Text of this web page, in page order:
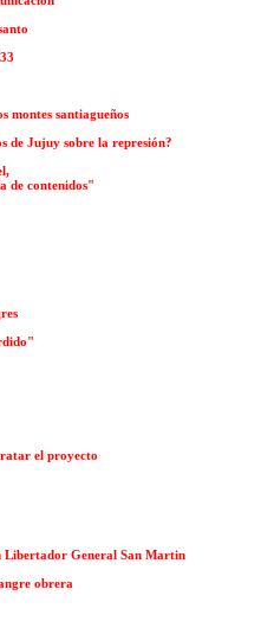
montes santiagueños
de Jujuy sobre la represión?
de contenidos"
el proyecto
Libertador General San Martin
obrera